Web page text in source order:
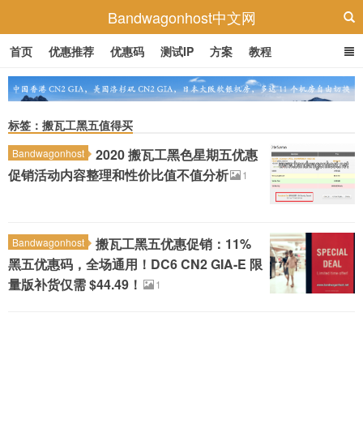
Bandwagonhost中文网
首页 优惠推荐 优惠码 测试IP 方案 教程
标签：搬瓦工黑五值得买
Bandwagonhost
2020 搬瓦工黑色星期五优惠
促销活动内容整理和性价比值不值分析
1
Bandwagonhost
搬瓦工黑五优惠促销：11%
黑五优惠码，全场通用！DC6 CN2 GIA-E 限
量版补货仅需 $44.49！
1